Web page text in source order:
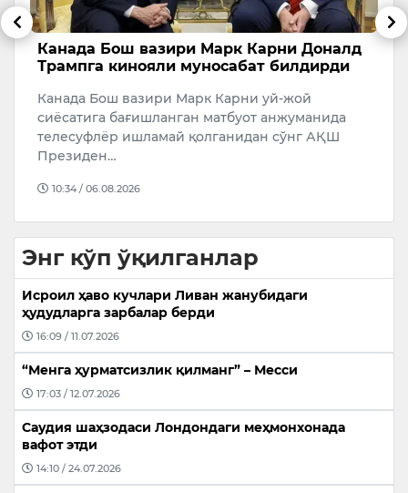
Канада Бош вазири Марк Карни Доналд
Трампга кинояли муносабат билдирди
Канада Бош вазири Марк Карни уй-жой
сиёсатига бағишланган матбуот анжуманида
телесуфлёр ишламай қолганидан сўнг АҚШ
Президен…
10:34 / 06.08.2026
Энг кўп ўқилганлар
Исроил ҳаво кучлари Ливан жанубидаги
ҳудудларга зарбалар берди
16:09 / 11.07.2026
“Менга ҳурматсизлик қилманг” – Месси
17:03 / 12.07.2026
Саудия шаҳзодаси Лондондаги меҳмонхонада
вафот этди
14:10 / 24.07.2026